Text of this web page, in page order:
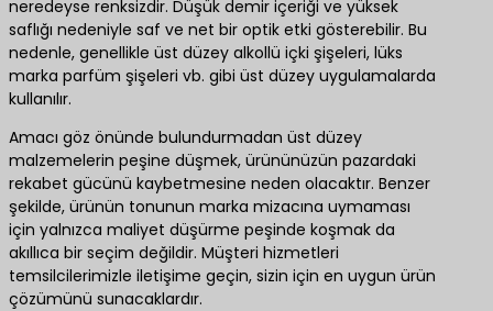
neredeyse renksizdir. Düşük demir içeriği ve yüksek
saflığı nedeniyle saf ve net bir optik etki gösterebilir. Bu
nedenle, genellikle üst düzey alkollü içki şişeleri, lüks
marka parfüm şişeleri vb. gibi üst düzey uygulamalarda
kullanılır.
Amacı göz önünde bulundurmadan üst düzey
malzemelerin peşine düşmek, ürününüzün pazardaki
rekabet gücünü kaybetmesine neden olacaktır. Benzer
şekilde, ürünün tonunun marka mizacına uymaması
için yalnızca maliyet düşürme peşinde koşmak da
akıllıca bir seçim değildir. Müşteri hizmetleri
temsilcilerimizle iletişime geçin, sizin için en uygun ürün
çözümünü sunacaklardır.